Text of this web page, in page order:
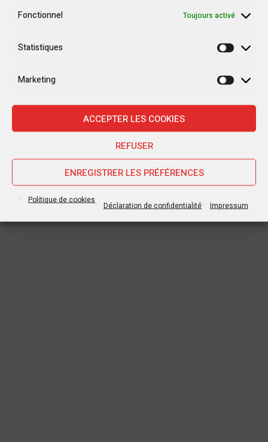
Fonctionnel Toujours activé
Statistiques
Marketing
ACCEPTER LES COOKIES
REFUSER
ENREGISTRER LES PRÉFÉRENCES
Politique de cookies
Déclaration de confidentialité Impressum
15 MARS 2019
détaille les horreurs de
20 OCTOBRE 2019
étranger flotte au Sud-